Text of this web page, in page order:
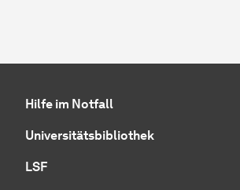
Hilfe im Notfall
Universitätsbibliothek
LSF